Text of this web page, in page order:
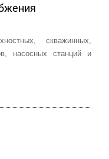
скважинных,
насосных станций и